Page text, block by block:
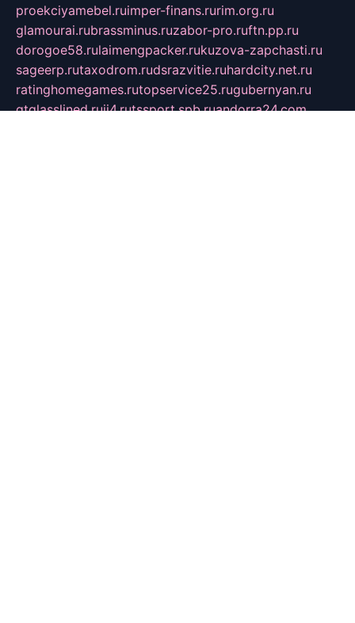
proekciyamebel.ruimper-finans.rurim.org.ru
glamourai.rubrassminus.ruzabor-pro.ruftn.pp.ru
dorogoe58.rulaimengpacker.rukuzova-zapchasti.ru
sageerp.rutaxodrom.rudsrazvitie.ruhardcity.net.ru
ratinghomegames.rutopservice25.rugubernyan.ru
gtglasslined.ruii4.rutssport.spb.ruandorra24.com